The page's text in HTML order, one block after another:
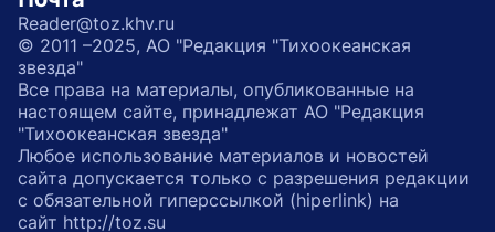
Reader@toz.khv.ru
© 2011 –2025, АО "Редакция "Тихоокеанская
звезда"
Все права на материалы, опубликованные на
настоящем сайте, принадлежат АО "Редакция
"Тихоокеанская звезда"
Любое использование материалов и новостей
сайта допускается только с разрешения редакции
с обязательной гиперссылкой (hiperlink) на
сайт http://toz.su